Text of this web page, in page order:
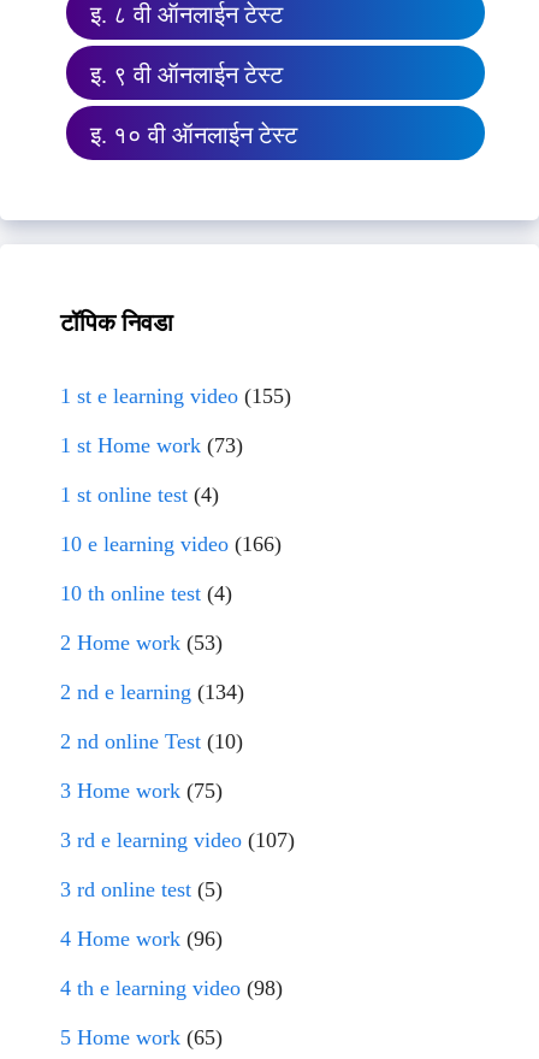
इ. ८ वी ऑनलाईन टेस्ट
इ. ९ वी ऑनलाईन टेस्ट
इ. १० वी ऑनलाईन टेस्ट
टॉपिक निवडा
1 st e learning video (155)
1 st Home work (73)
1 st online test (4)
10 e learning video (166)
10 th online test (4)
2 Home work (53)
2 nd e learning (134)
2 nd online Test (10)
3 Home work (75)
3 rd e learning video (107)
3 rd online test (5)
4 Home work (96)
4 th e learning video (98)
5 Home work (65)